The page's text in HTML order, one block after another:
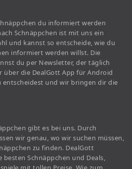
du informiert werden
Schnäppchen ist mit uns ein
und kannst so entscheide, wie du
informiert werden willst. Die
du per Newsletter, der täglich
über die DealGott App für Android
entscheidest und wir bringen dir die
gibt es bei uns. Durch
wir genau, wo wir suchen müssen,
zu finden. DealGott
Schnäppchen und Deals,